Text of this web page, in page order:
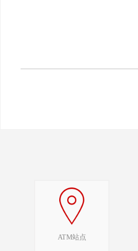
2025
ATM站点